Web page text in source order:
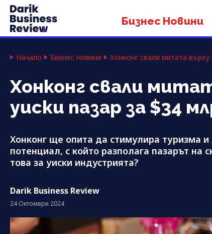
Бизнес Новини
Начало Бизнес Новини Хонконг свали митата върху
Хонконг свали
уиски пазар за $34
Хонконг ще опита да стимулира туризма
потенциал, с който разполага пазарът на
това за уиски индустрията?
Darik Business Review
24 Октомври 2024